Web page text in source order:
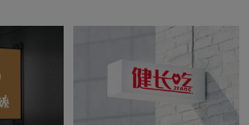
威士忌logo设计 卫生巾logo设计
校徽logo设计
观展示企业
经营企业。
性的旗袍元
现行业特
接近顾客的
以厨房外婆
体基调和谐统一，易于传播和推广。